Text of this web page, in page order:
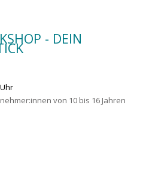
- DEIN
von 10 bis 16 Jahren